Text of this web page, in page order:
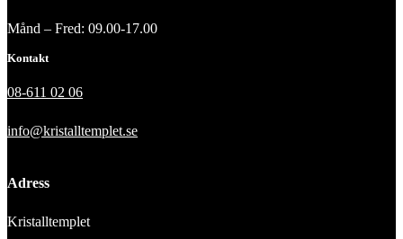
Månd – Fred: 09.00-17.00
Kontakt
08-611 02 06
info@kristalltemplet.se
Adress
Kristalltemplet